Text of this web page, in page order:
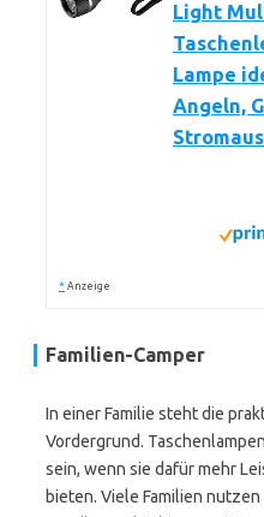
Light
Lampe
Angeln,
* Anzeige
Familien-Camper
In einer Familie steht die
Vordergrund.
sein, wenn sie dafür mehr
bieten. Viele Familien